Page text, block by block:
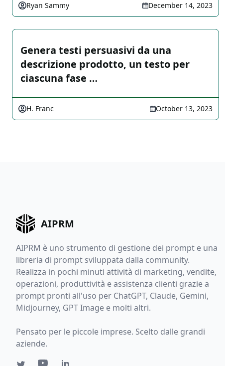
Ryan Sammy December 14, 2023
Genera testi persuasivi da una
descrizione prodotto, un testo per
ciascuna fase …
H. Franc October 13, 2023
AIPRM
AIPRM è uno strumento di gestione dei prompt e una
libreria di prompt sviluppata dalla community.
Realizza in pochi minuti attività di marketing, vendite,
operazioni, produttività e assistenza clienti grazie a
prompt pronti all'uso per ChatGPT, Claude, Gemini,
Midjourney, GPT Image e molti altri.
Pensato per le piccole imprese. Scelto dalle grandi
aziende.